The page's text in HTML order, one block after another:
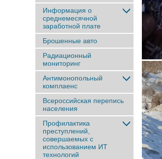
Информация о
среднемесячной
заработной плате
Брошенные авто
Радиационный
мониторинг
Антимонопольный
комплаенс
Всероссийская перепись
населения
Профилактика
преступлений,
совершаемых с
использованием ИТ
технологий